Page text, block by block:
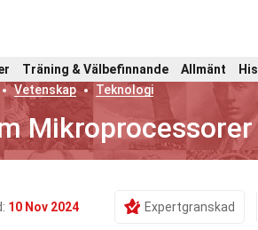
Träning & Välbefinnande Allmänt
Vetenskap Teknologi
Mikroprocessorer
10 Nov 2024 Expertgranskad